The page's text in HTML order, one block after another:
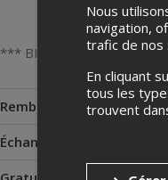
*** BILLETS EN VENTE À
Remboursements
Échanges
Nous
navigation,
trafic de nos
En cliquant
tous les
trouvent